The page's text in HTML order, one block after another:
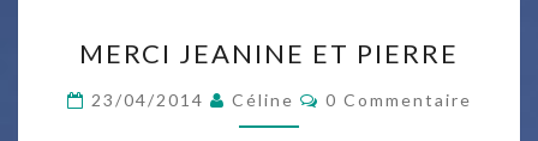
JEANINE
ET
PIERRE
MERCI JEANINE ET PIERRE
23/04/2014 Céline Commentaires
0 Commentaire